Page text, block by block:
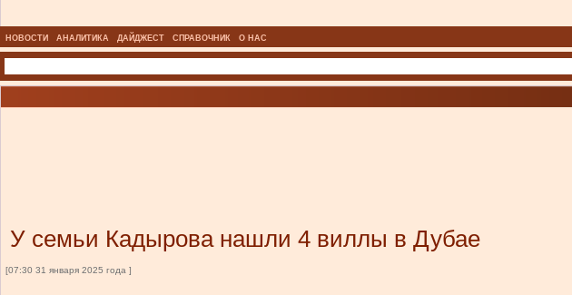
НОВОСТИ АНАЛИТИКА ДАЙДЖЕСТ СПРАВОЧНИК О НАС
У семьи Кадырова нашли 4 виллы в Дубае
[07:30 31 января 2025 года ]